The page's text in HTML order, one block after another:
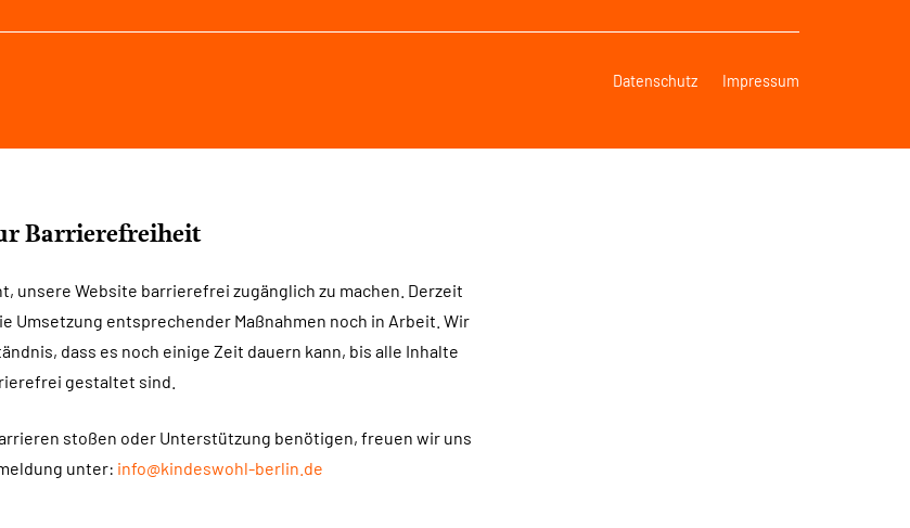
Datenschutz Impressum
Barrierefreiheit
unsere Website barrierefrei zugänglich zu machen. Derzeit
Umsetzung entsprechender Maßnahmen noch in Arbeit. Wir
dass es noch einige Zeit dauern kann, bis alle Inhalte
gestaltet sind.
stoßen oder Unterstützung benötigen, freuen wir uns
unter: info@kindeswohl-berlin.de